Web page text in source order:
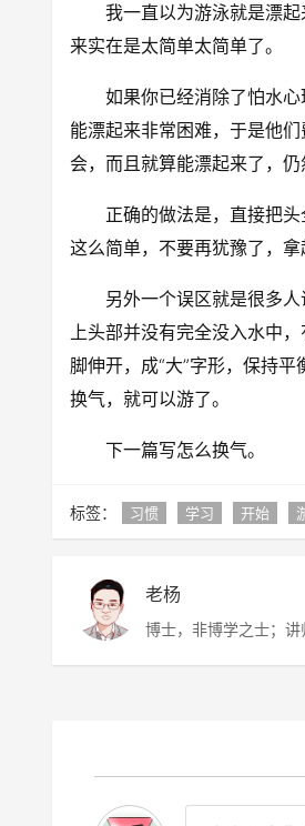
我一直以为游泳就是漂
来实在是太简单太简单了。
如果你已经消除了怕水
能漂起来非常困难，于是他
会，而且就算能漂起来了，仍
正确的做法是，直接把
这么简单，不要再犹豫了，拿
另外一个误区就是很多
上头部并没有完全没入水中
脚伸开，成“大”字形，保持
换气，就可以游了。
下一篇写怎么换气。
标签： 习惯 学习 开始
老杨
博士，非博学之士；